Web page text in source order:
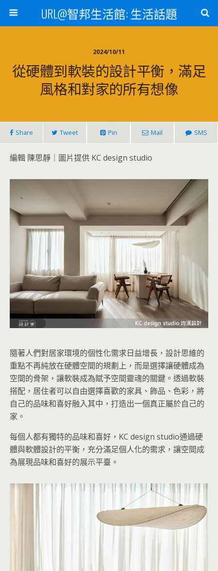
URL@智邦生活館: 生活話題
2024/10/11
從硬體到軟裝的設計平衡，滿足
風格和對家的所有想像
Share Tweet Pin Mail SMS
編輯 陳思靜｜圖片提供 KC design studio
隨著人們對居家環境的個性化需求日益增長，設計思維的
重點不再純放在硬體空間的規劃上，而是選擇讓硬體成為
空間的骨架，讓軟裝成為賦予空間靈魂的關鍵。透過軟裝
搭配，居住者可以自由選擇喜歡的家具、飾品、色彩，將
自己的品味和喜好融入其中，打造出一個真正屬於自己的
家。
每個人都有獨特的品味和喜好，KC design studio通過硬
體與軟體設計的平衡，充分滿足個人化的需求，讓空間成
為展現品味和喜好的展示平臺。